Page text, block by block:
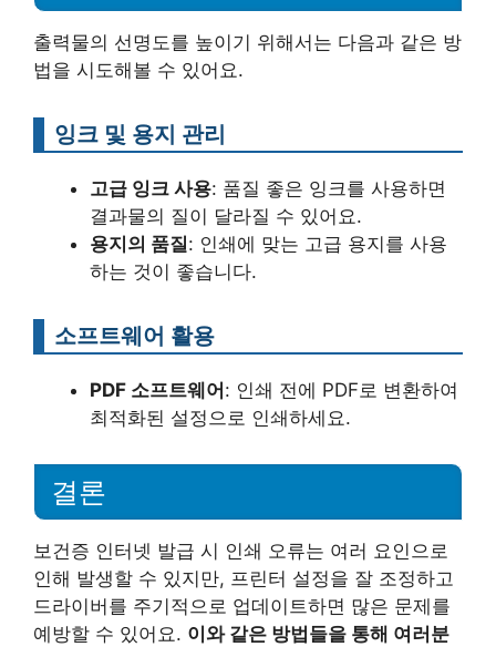
출력물의 선명도를 높이기 위해서는 다음과 같은 방
법을 시도해볼 수 있어요.
잉크 및 용지 관리
고급 잉크 사용: 품질 좋은 잉크를 사용하면
결과물의 질이 달라질 수 있어요.
용지의 품질: 인쇄에 맞는 고급 용지를 사용
하는 것이 좋습니다.
소프트웨어 활용
PDF 소프트웨어: 인쇄 전에 PDF로 변환하여
최적화된 설정으로 인쇄하세요.
결론
보건증 인터넷 발급 시 인쇄 오류는 여러 요인으로
인해 발생할 수 있지만, 프린터 설정을 잘 조정하고
드라이버를 주기적으로 업데이트하면 많은 문제를
예방할 수 있어요. 이와 같은 방법들을 통해 여러분